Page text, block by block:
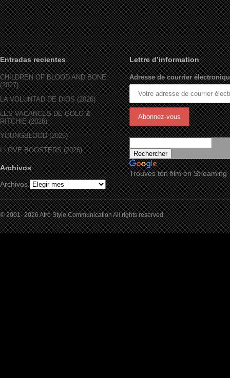
Entradas recientes
CHILDREN OF BLOOD AND BONE
(2027)
LA VOLUNTAD DE DIOS (2026)
LES VACANCES DE GOLO &
RITCHIE (2026)
YOUNGBLOOD (2025)
I LOVE BOOSTERS (2026)
Archivos
Archivos
Lettre d’information
Adresse de courrier
Trouves ton film en Streaming
© 2001- 2026 Afro Style Communication All rights reserved.